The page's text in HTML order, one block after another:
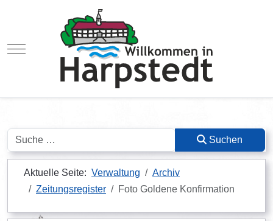
Mobile Menu Toggle
Suchen Suchen
Aktuelle Seite: Verwaltung
Archiv
Zeitungsregister
Foto Goldene Konfirmation